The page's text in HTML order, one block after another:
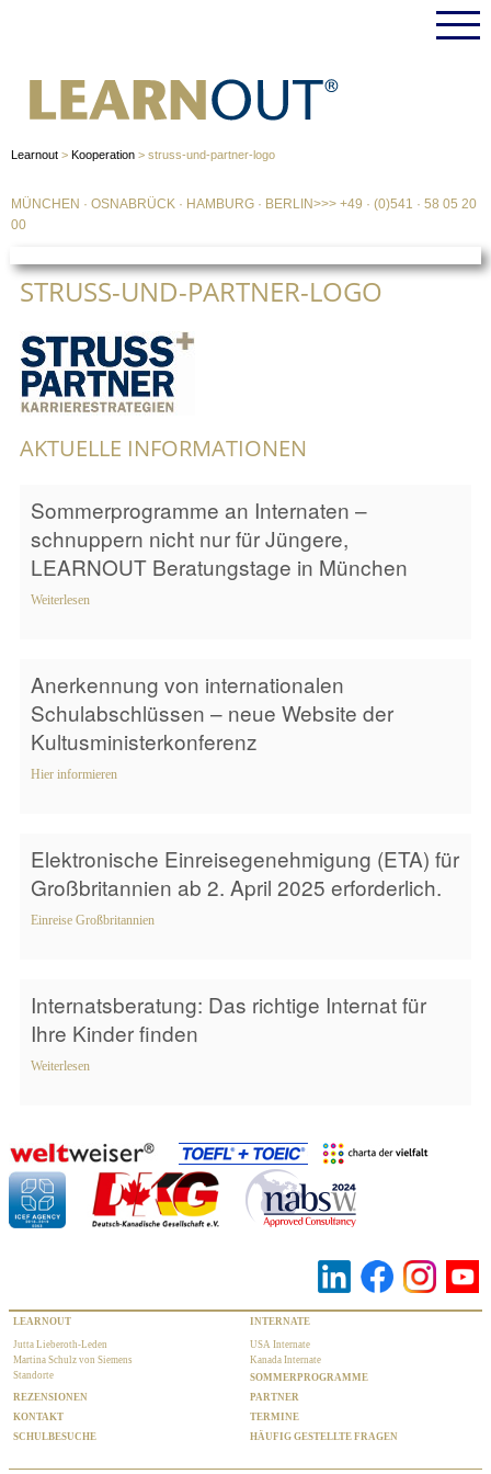
Learnout > Kooperation > struss-und-partner-logo
MÜNCHEN · OSNABRÜCK · HAMBURG · BERLIN>>> +49 · (0)541 · 58 05 20
00
STRUSS-UND-PARTNER-LOGO
AKTUELLE INFORMATIONEN
Sommerprogramme an Internaten –
schnuppern nicht nur für Jüngere,
LEARNOUT Beratungstage in München
Weiterlesen
Anerkennung von internationalen
Schulabschlüssen – neue Website der
Kultusministerkonferenz
Hier informieren
Elektronische Einreisegenehmigung (ETA) für
Großbritannien ab 2. April 2025 erforderlich.
Einreise Großbritannien
Internatsberatung: Das richtige Internat für
Ihre Kinder finden
Weiterlesen
LEARNOUT
Jutta Lieberoth-Leden
Martina Schulz von Siemens
Standorte
INTERNATE
USA Internate
Kanada Internate
SOMMERPROGRAMME
REZENSIONEN
PARTNER
KONTAKT
TERMINE
SCHULBESUCHE
HÄUFIG GESTELLTE FRAGEN